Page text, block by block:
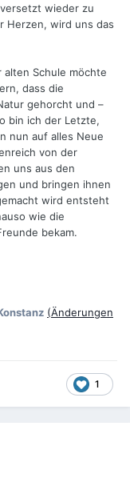
wieder zu
Herzen, wird uns das
Schule möchte
dass die
gehorcht und –
bin ich der Letzte,
nun auf alles Neue
von der
uns aus den
und bringen ihnen
wird entsteht
wie die
bekam.
(Änderungen
1